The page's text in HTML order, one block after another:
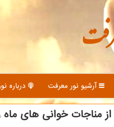
آرشیو نور معرفت درباره
از مناجات خوانی های